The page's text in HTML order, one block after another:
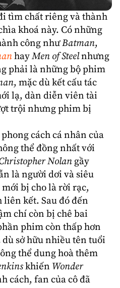
tìm chất riêng và thành
khoá này. Có những
công nhưBatman,
hayMen of Steelnhưng
phải là những bộ phim
, mặc dù kết cấu tác
lạ, dàn diễn viên tài
trội nhưng phim bị
cách cá nhân của
thể đồng nhất với
Nolan gầy
là người dơi và siêu
bị cho là rời rạc,
liên kết. Sau đó đến
chí còn bị chê bai
phim còn thấp hơn
dù sở hữu nhiều tên tuổi
thể dung hoà thêm
khiến Wonder
cách, fan của cô đã